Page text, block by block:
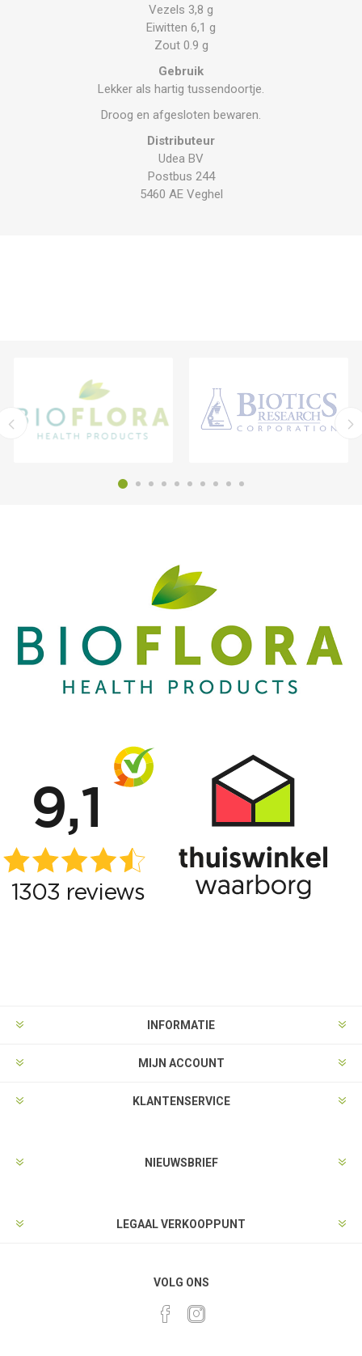
Vezels 3,8 g
Eiwitten 6,1 g
Zout 0.9 g
Gebruik
Lekker als hartig tussendoortje.
Droog en afgesloten bewaren.
Distributeur
Udea BV
Postbus 244
5460 AE Veghel
INFORMATIE
MIJN ACCOUNT
KLANTENSERVICE
NIEUWSBRIEF
LEGAAL VERKOOPPUNT
VOLG ONS